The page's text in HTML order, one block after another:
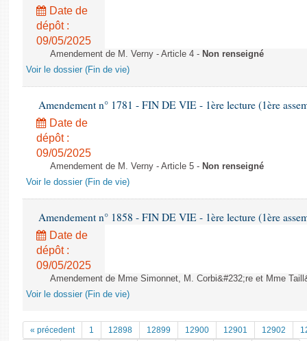
Date de
dépôt :
09/05/2025
Amendement de M. Verny - Article 4 - Non renseigné
Voir le dossier (Fin de vie)
Amendement n° 1781 - FIN DE VIE - 1ère lecture (1ère
Date de
dépôt :
09/05/2025
Amendement de M. Verny - Article 5 - Non renseigné
Voir le dossier (Fin de vie)
Amendement n° 1858 - FIN DE VIE - 1ère lecture (1ère
Date de
dépôt :
09/05/2025
Amendement de Mme Simonnet, M. Corbi&#232;re et Mme
Voir le dossier (Fin de vie)
« précedent 1 12898 12899 12900 12901 12902